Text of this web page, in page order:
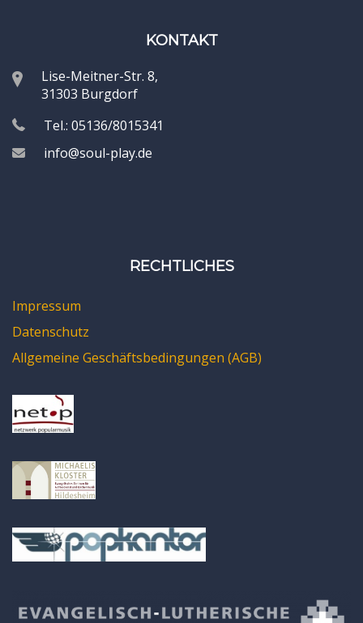
KONTAKT
Lise-Meitner-Str. 8,
31303 Burgdorf
Tel.: 05136/8015341
info@soul-play.de
RECHTLICHES
Impressum
Datenschutz
Allgemeine Geschäftsbedingungen (AGB)